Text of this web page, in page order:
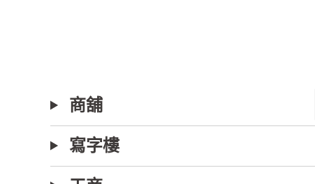
商舖
寫字樓